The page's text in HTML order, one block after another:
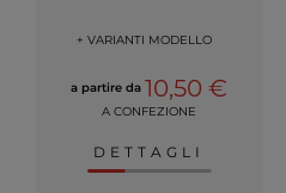
+ VARIANTI MODELLO
a partire da 10,50 €
A CONFEZIONE
DETTAGLI